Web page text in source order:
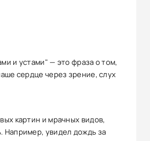
и устами" — это фраза о том,
сердце через зрение, слух
картин и мрачных видов,
Например, увидел дождь за